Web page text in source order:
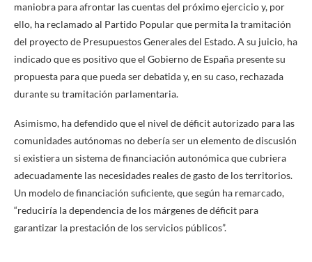
maniobra para afrontar las cuentas del próximo ejercicio y, por
ello, ha reclamado al Partido Popular que permita la tramitación
del proyecto de Presupuestos Generales del Estado. A su juicio, ha
indicado que es positivo que el Gobierno de España presente su
propuesta para que pueda ser debatida y, en su caso, rechazada
durante su tramitación parlamentaria.
Asimismo, ha defendido que el nivel de déficit autorizado para las
comunidades autónomas no debería ser un elemento de discusión
si existiera un sistema de financiación autonómica que cubriera
adecuadamente las necesidades reales de gasto de los territorios.
Un modelo de financiación suficiente, que según ha remarcado,
“reduciría la dependencia de los márgenes de déficit para
garantizar la prestación de los servicios públicos”.